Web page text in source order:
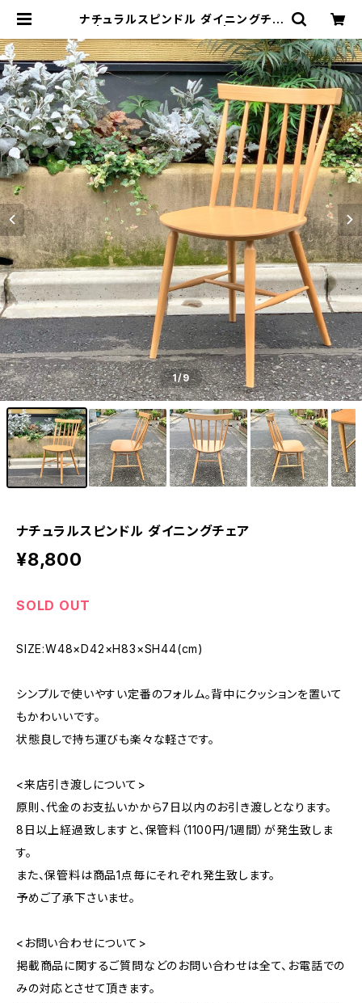
ナチュラルスピンドル ダイニングチェ
楽坂のリサイクルショップ・古着
1/9
ナチュラルスピンドル ダイニングチェア
¥8,800
SOLD OUT
SIZE:W48×D42×H83×SH44(cm)
シンプルで使いやすい定番のフォルム。背中にクッションを置いて
もかわいいです。
状態良しで持ち運びも楽々な軽さです。
<来店引き渡しについて>
原則、代金のお支払いかから7日以内のお引き渡しとなります。
8日以上経過致しますと、保管料（1100円/1週間）が発生致しま
す。
また、保管料は商品1点毎にそれぞれ発生致します。
予めご了承下さいませ。
<お問い合わせについて>
掲載商品に関するご質問などのお問い合わせは全て、お電話での
みの対応とさせて頂きます。